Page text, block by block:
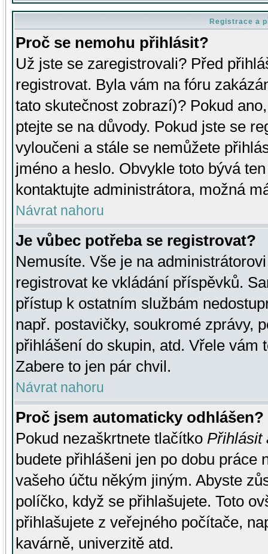
Registrace a
Proč se nemohu přihlásit?
Už jste se zaregistrovali? Před
registrovat. Byla vám na fóru
tato skutečnost zobrazí)? Pokud
ptejte se na důvody. Pokud jste se
vyloučeni a stále se nemůžete
jméno a heslo. Obvykle toto bývá
kontaktujte administrátora, možná
Návrat nahoru
Je vůbec potřeba se registrovat?
Nemusíte. Vše je na
registrovat ke vkládání příspěvků.
přístup k ostatním službám
např. postavičky, soukromé zprávy,
přihlášení do skupin, atd. Vřele vám
Zabere to jen pár chvil.
Návrat nahoru
Proč jsem automaticky odhlášen?
Pokud nezaškrtnete tlačítko Přihlásit
budete přihlášeni jen po dobu práce
vašeho účtu někým jiným. Abyste
políčko, když se přihlašujete. Toto
přihlašujete z veřejného počítače,
kavárně, univerzitě atd.